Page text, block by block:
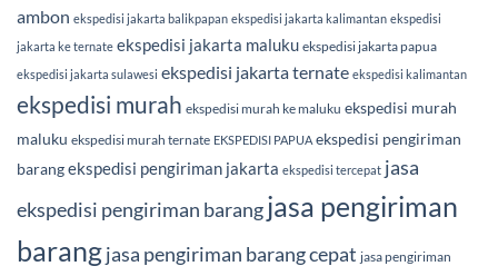
ambon ekspedisi jakarta balikpapan ekspedisi jakarta kalimantan ekspedisi
jakarta ke ternate ekspedisi jakarta maluku ekspedisi jakarta papua
ekspedisi jakarta sulawesi ekspedisi jakarta ternate ekspedisi kalimantan
ekspedisi murah ekspedisi murah ke maluku ekspedisi murah
maluku ekspedisi murah ternate EKSPEDISI PAPUA ekspedisi pengiriman
barangekspedisi pengiriman jakarta ekspedisi tercepat jasa
ekspedisi pengiriman barangjasa pengiriman
barangjasa pengiriman barang cepat jasa pengiriman